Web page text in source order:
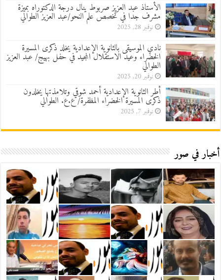
الأستاذ عبد العزيز صربوط ينال درجة الدكتوراه بميزة
مشرف جدا في تخصص علم النحو/عبد العزيز الطوالي
نوفمبر 28, 2025
نادي الموسيقى بالثانوية الإعدادية يخلد ذكرى المسيرة
الخضراء وعيد الاستقلال المجيد في حفل بهيج/ عبد العزيز
الطوالي
نوفمبر 20, 2025
أطر الثانوية الإعدادية أحمد شوقي وتلامذتها يخلدون
ذكرى المسيرة الخضراء المظفرة/ ع.ع. الطوالي
نوفمبر 7, 2025
أخبار في صور